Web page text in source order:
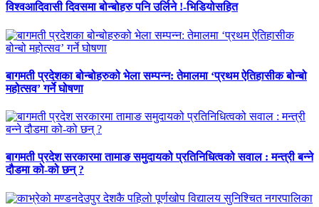
विश्वआदिवासी दिवसमा बोन्बोहरु पनि उर्लिने !-भिडियोसहित
बागमती प्रदेशका बोन्बोहरुको भेला सम्पन्न: तेमालमा ‘प्रथम ऐतिहासीक बोन्बो
महोत्सव’ गर्ने घोषणा
बागमती प्रदेश सरकारमा तामाङ समुदायको प्रतिनिधित्वको सवाल : मन्त्री बन्ने
दौडमा को‐को छन् ?